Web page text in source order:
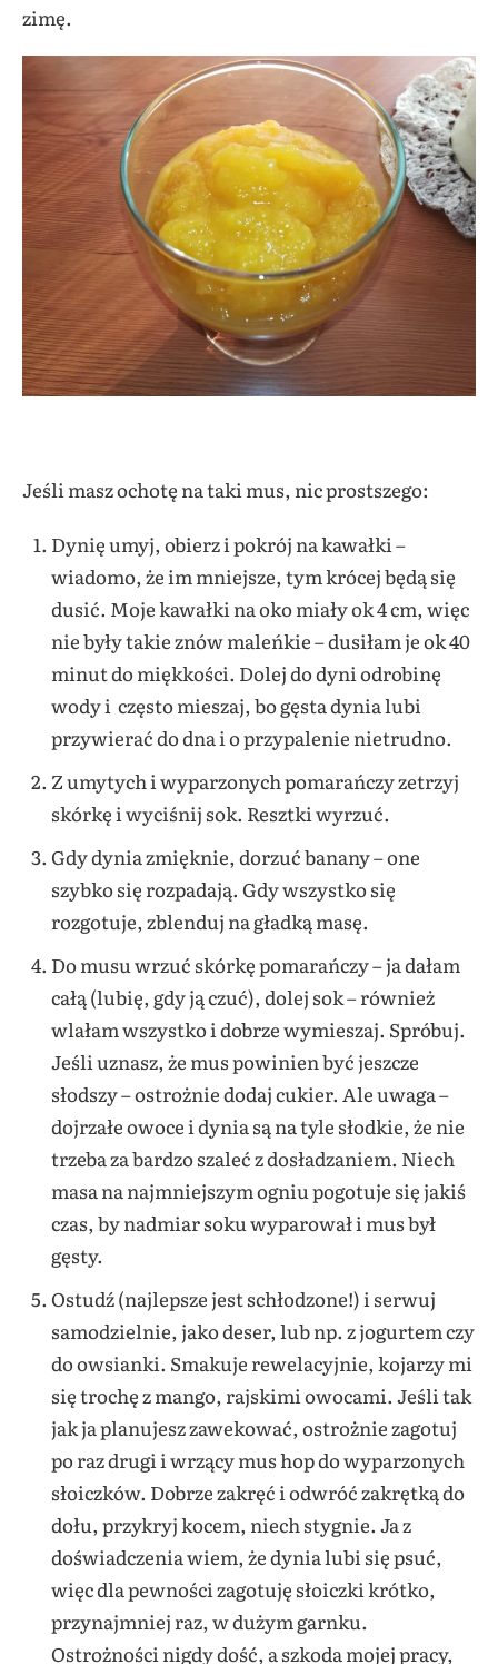
zimę.
Jeśli masz ochotę na taki mus, nic prostszego:
Dynię umyj, obierz i pokrój na kawałki –
wiadomo, że im mniejsze, tym krócej będą się
dusić. Moje kawałki na oko miały ok 4 cm, więc
nie były takie znów maleńkie – dusiłam je ok 40
minut do miękkości. Dolej do dyni odrobinę
wody i często mieszaj, bo gęsta dynia lubi
przywierać do dna i o przypalenie nietrudno.
Z umytych i wyparzonych pomarańczy zetrzyj
skórkę i wyciśnij sok. Resztki wyrzuć.
Gdy dynia zmięknie, dorzuć banany – one
szybko się rozpadają. Gdy wszystko się
rozgotuje, zblenduj na gładką masę.
Do musu wrzuć skórkę pomarańczy – ja dałam
całą (lubię, gdy ją czuć), dolej sok – również
wlałam wszystko i dobrze wymieszaj. Spróbuj.
Jeśli uznasz, że mus powinien być jeszcze
słodszy – ostrożnie dodaj cukier. Ale uwaga –
dojrzałe owoce i dynia są na tyle słodkie, że nie
trzeba za bardzo szaleć z dosładzaniem. Niech
masa na najmniejszym ogniu pogotuje się jakiś
czas, by nadmiar soku wyparował i mus był
gęsty.
Ostudź (najlepsze jest schłodzone!) i serwuj
samodzielnie, jako deser, lub np. z jogurtem czy
do owsianki. Smakuje rewelacyjnie, kojarzy mi
się trochę z mango, rajskimi owocami. Jeśli tak
jak ja planujesz zawekować, ostrożnie zagotuj
po raz drugi i wrzący mus hop do wyparzonych
słoiczków. Dobrze zakręć i odwróć zakrętką do
dołu, przykryj kocem, niech stygnie. Ja z
doświadczenia wiem, że dynia lubi się psuć,
więc dla pewności zagotuję słoiczki krótko,
przynajmniej raz, w dużym garnku.
Ostrożności nigdy dość, a szkoda mojej pracy,